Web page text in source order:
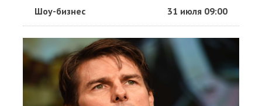
Шоу-бизнес 31 июля 09:00